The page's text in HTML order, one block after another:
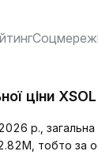
Соцмережі
ціни XSOL
р., загальна
тобто за